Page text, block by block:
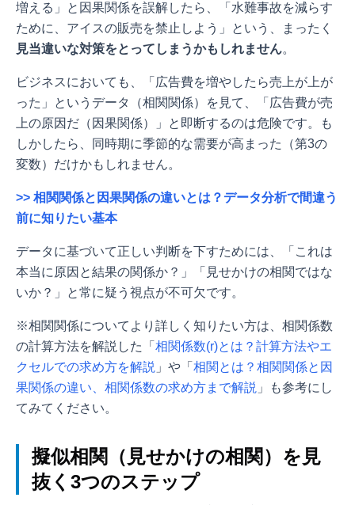
増える」と因果関係を誤解したら、「水難事故を減らす
ために、アイスの販売を禁止しよう」という、まったく
見当違いな対策をとってしまうかもしれません。
ビジネスにおいても、「広告費を増やしたら売上が上が
った」というデータ（相関関係）を見て、「広告費が売
上の原因だ（因果関係）」と即断するのは危険です。も
しかしたら、同時期に季節的な需要が高まった（第3の
変数）だけかもしれません。
>> 相関関係と因果関係の違いとは？データ分析で間違う
前に知りたい基本
データに基づいて正しい判断を下すためには、「これは
本当に原因と結果の関係か？」「見せかけの相関ではな
いか？」と常に疑う視点が不可欠です。
※相関関係についてより詳しく知りたい方は、相関係数
の計算方法を解説した「 相関係数(r)とは？計算方法やエ
クセルでの求め方を解説 」や「 相関とは？相関関係と因
果関係の違い、相関係数の求め方まで解説 」も参考にし
てみてください。
擬似相関（見せかけの相関）を見
抜く3つのステップ